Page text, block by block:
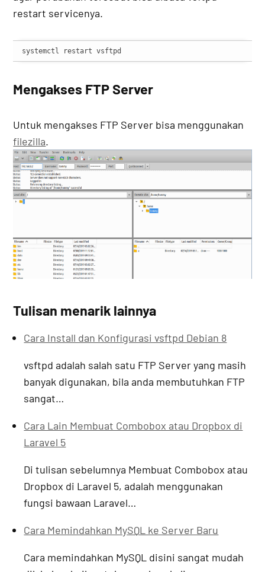
restart servicenya.
systemctl restart vsftpd
Mengakses FTP Server
Untuk mengakses FTP Server bisa menggunakan
filezilla.
Tulisan menarik lainnya
Cara Install dan Konfigurasi vsftpd Debian 8
vsftpd adalah salah satu FTP Server yang masih
banyak digunakan, bila anda membutuhkan FTP
sangat…
Cara Lain Membuat Combobox atau Dropbox di
Laravel 5
Di tulisan sebelumnya Membuat Combobox atau
Dropbox di Laravel 5, adalah menggunakan
fungsi bawaan Laravel…
Cara Memindahkan MySQL ke Server Baru
Cara memindahkan MySQL disini sangat mudah